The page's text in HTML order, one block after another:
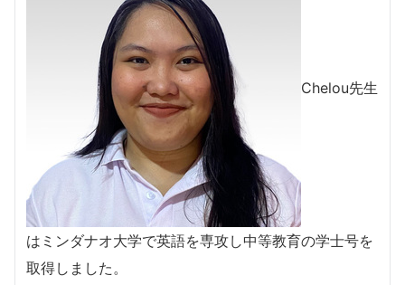
Chelou先生
はミンダナオ大学で英語を専攻し中等教育の学士号を
取得しました。